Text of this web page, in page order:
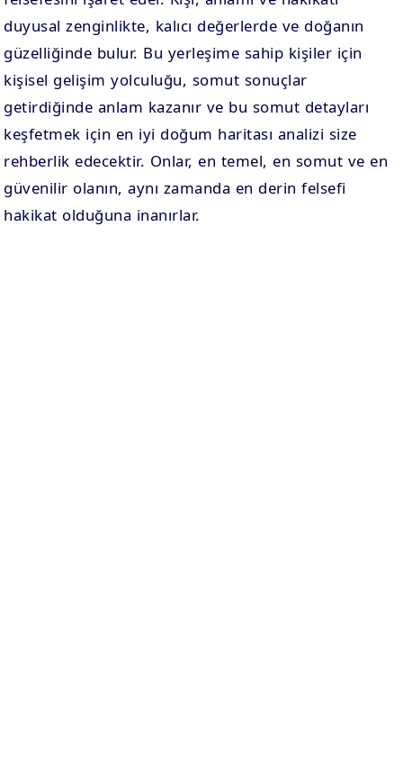
duyusal zenginlikte, kalıcı değerlerde ve doğanın
güzelliğinde bulur. Bu yerleşime sahip kişiler için
kişisel gelişim yolculuğu, somut sonuçlar
getirdiğinde anlam kazanır ve bu somut detayları
keşfetmek için en iyi doğum haritası analizi size
rehberlik edecektir. Onlar, en temel, en somut ve en
güvenilir olanın, aynı zamanda en derin felsefi
hakikat olduğuna inanırlar.